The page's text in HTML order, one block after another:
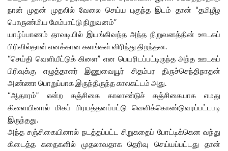
நான் முதன் முதலில் வேலை செய்ய புகுந்த இடம் தான் “தமிழீழ
பொருண்மிய மேம்பாட்டு நிறுவனம்”
யாழ்ப்பாணம் தாவடியில் இயங்கிவந்த அந்த நிறுவனத்தின் ஊடகப்
பிரிவில்தான் எனக்கான களங்கள் விரிந்து திறந்தன.
“செய்தி வெளியீட்டுக் கிளை” என பெயரிடப்பட்டிருந்த அந்த ஊடகப்
பிரிவுக்கு எழுத்தாளர் இணுவையூர் சிதம்பர திருச்செந்திநாதன்
அண்ணா பொறுப்பாக இருந்திருந்த காலகட்டம் அது.
“ஆதாரம்” என்ற சஞ்சிகை காலாண்டுச் சஞ்சிகையாக எமது
கிளையினால் மிகப் பிரயத்தனப்பட்டு வெளிக்கொண்டுவரப்பட்டபடி
இருந்தது.
அந்த சஞ்சிகையினால் நடத்தப்பட்ட சிறுகதைப் போட்டிக்கென வந்து
கிடைத்த கதைகளில் முதலாவதாக தெரிவு செய்யப்பட்டது தான்